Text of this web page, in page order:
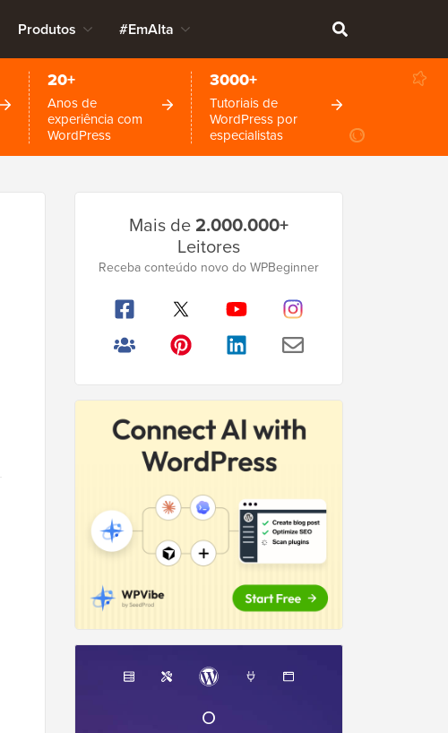
Produtos #EmAlta
20+
Anos de
experiência com
WordPress
3000+
Tutoriais de
WordPress por
especialistas
Lateral
Principal
Mais de2.000.000+
Leitores
Receba conteúdo novo do WPBeginner
O